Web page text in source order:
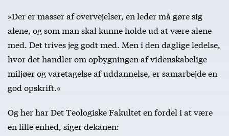
»Der er masser af overvejelser, en leder må gøre sig
alene, og som man skal kunne holde ud at være alene
med. Det trives jeg godt med. Men i den daglige ledelse,
hvor det handler om opbygningen af videnskabelige
miljøer og varetagelse af uddannelse, er samarbejde en
god opskrift.«
Og her har Det Teologiske Fakultet en fordel i at være
en lille enhed, siger dekanen: